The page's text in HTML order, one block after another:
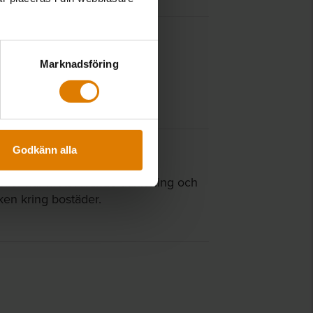
Marknadsföring
Godkänn alla
har motsvarande utbildning och
kring bostäder.